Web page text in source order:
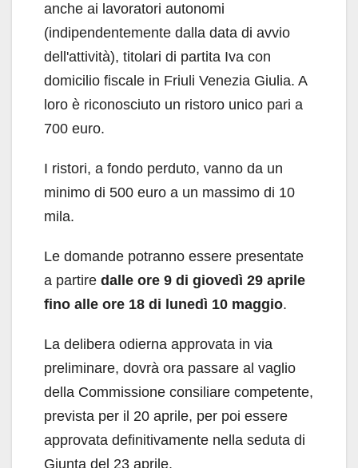
anche ai lavoratori autonomi
(indipendentemente dalla data di avvio
dell'attività), titolari di partita Iva con
domicilio fiscale in Friuli Venezia Giulia. A
loro è riconosciuto un ristoro unico pari a
700 euro.
I ristori, a fondo perduto, vanno da un
minimo di 500 euro a un massimo di 10
mila.
Le domande potranno essere presentate
a partire dalle ore 9 di giovedì 29 aprile
fino alle ore 18 di lunedì 10 maggio.
La delibera odierna approvata in via
preliminare, dovrà ora passare al vaglio
della Commissione consiliare competente,
prevista per il 20 aprile, per poi essere
approvata definitivamente nella seduta di
Giunta del 23 aprile.